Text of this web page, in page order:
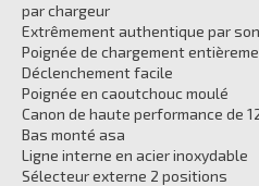
par chargeur
Extrêmement authentique par
Poignée de chargement
Déclenchement facile
Poignée en caoutchouc moulé
Canon de haute performance de
Bas monté asa
Ligne interne en acier inoxydable
Sélecteur externe 2 positions